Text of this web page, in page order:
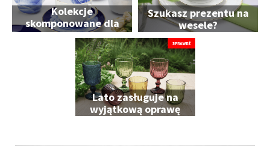
Kolekcje
skomponowane dla
Ciebie
Szukasz prezentu na
wesele?
Lato zasługuje na
wyjątkową oprawę